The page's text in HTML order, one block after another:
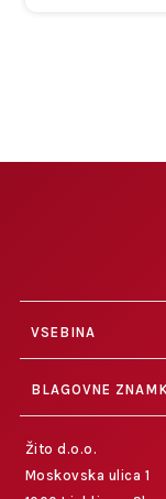
VSEBINA
BLAGOVNE
Žito d.o.o.
Moskovska ulica 1